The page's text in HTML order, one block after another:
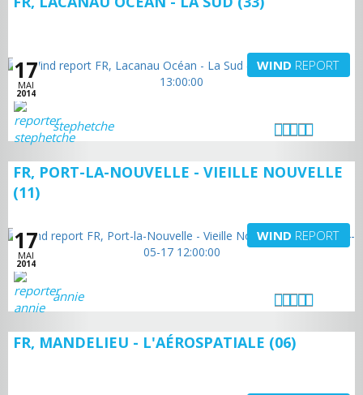
17
MAI
2014
WIND REPORT
stephetche
FR, PORT-LA-NOUVELLE - VIEILLE NOUVELLE
(11)
17
MAI
2014
WIND REPORT
annie
FR, MANDELIEU - L'AÉROSPATIALE (06)